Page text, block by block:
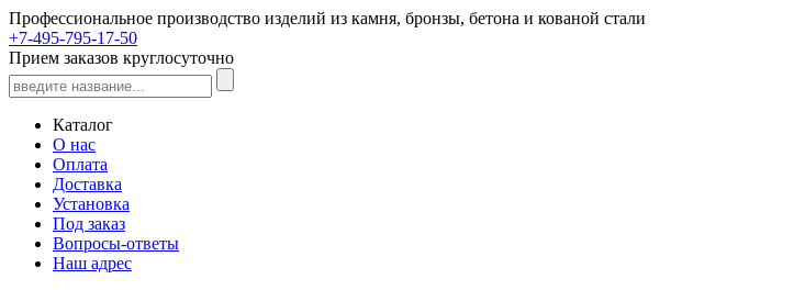
Профессиональное производство изделий из камня, бронзы, бетона и кованой стали
+7-495-795-17-50
Прием заказов круглосуточно
Каталог
О нас
Оплата
Доставка
Установка
Под заказ
Вопросы-ответы
Наш адрес